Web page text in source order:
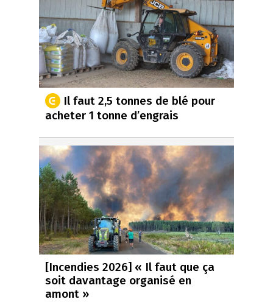
Il faut 2,5 tonnes de blé pour
acheter 1 tonne d’engrais
[Incendies 2026] « Il faut que ça
soit davantage organisé en
amont »